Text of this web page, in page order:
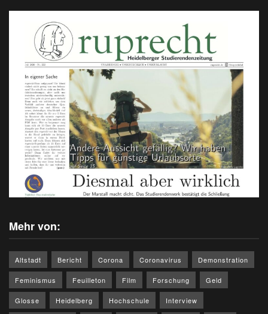
Mehr von:
Altstadt Bericht Corona Coronavirus Demonstration
Feminismus Feuilleton Film Forschung Geld
Glosse Heidelberg Hochschule Interview